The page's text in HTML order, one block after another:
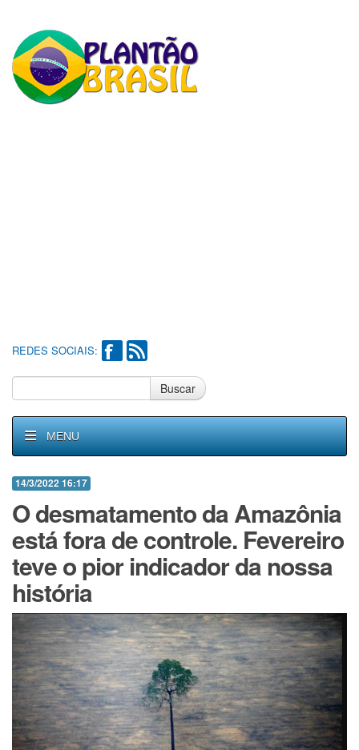
REDES SOCIAIS:
Buscar
MENU
14/3/2022 16:17
O desmatamento da Amazônia
está fora de controle. Fevereiro
teve o pior indicador da nossa
história